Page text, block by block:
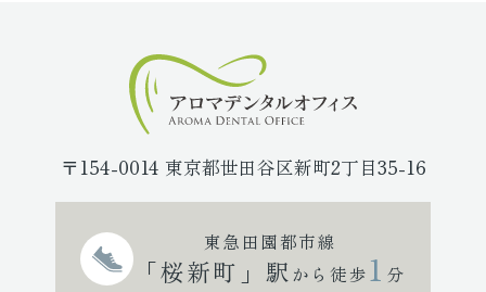
〒154-0014 東京都世田谷区新町2丁目35-16
東急田園都市線
「桜新町」駅 から徒歩1 分